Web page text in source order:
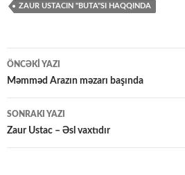
ZAUR USTACIN "BUTA"SI HAQQINDA
Yazılar
üzrə
naviqasiya
ÖNCƏKI YAZI
Məmməd Arazın məzarı başında
SONRAKI YAZI
Zaur Ustac – Əsl vaxtıdır